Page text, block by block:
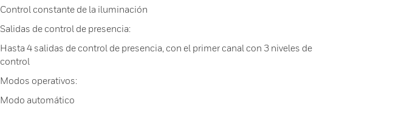
Control constante de la iluminación
Salidas de control de presencia:
Hasta 4 salidas de control de presencia, con el primer canal con 3 niveles de
control
Modos operativos:
Modo automático